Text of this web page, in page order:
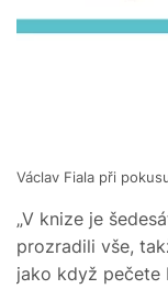
Václav Fiala při
„V knize je
prozradili vše,
jako když pečete